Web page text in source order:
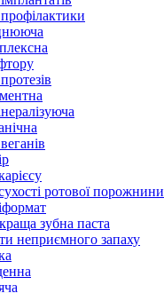
ротової порожнини
зубна паста
неприємного запаху